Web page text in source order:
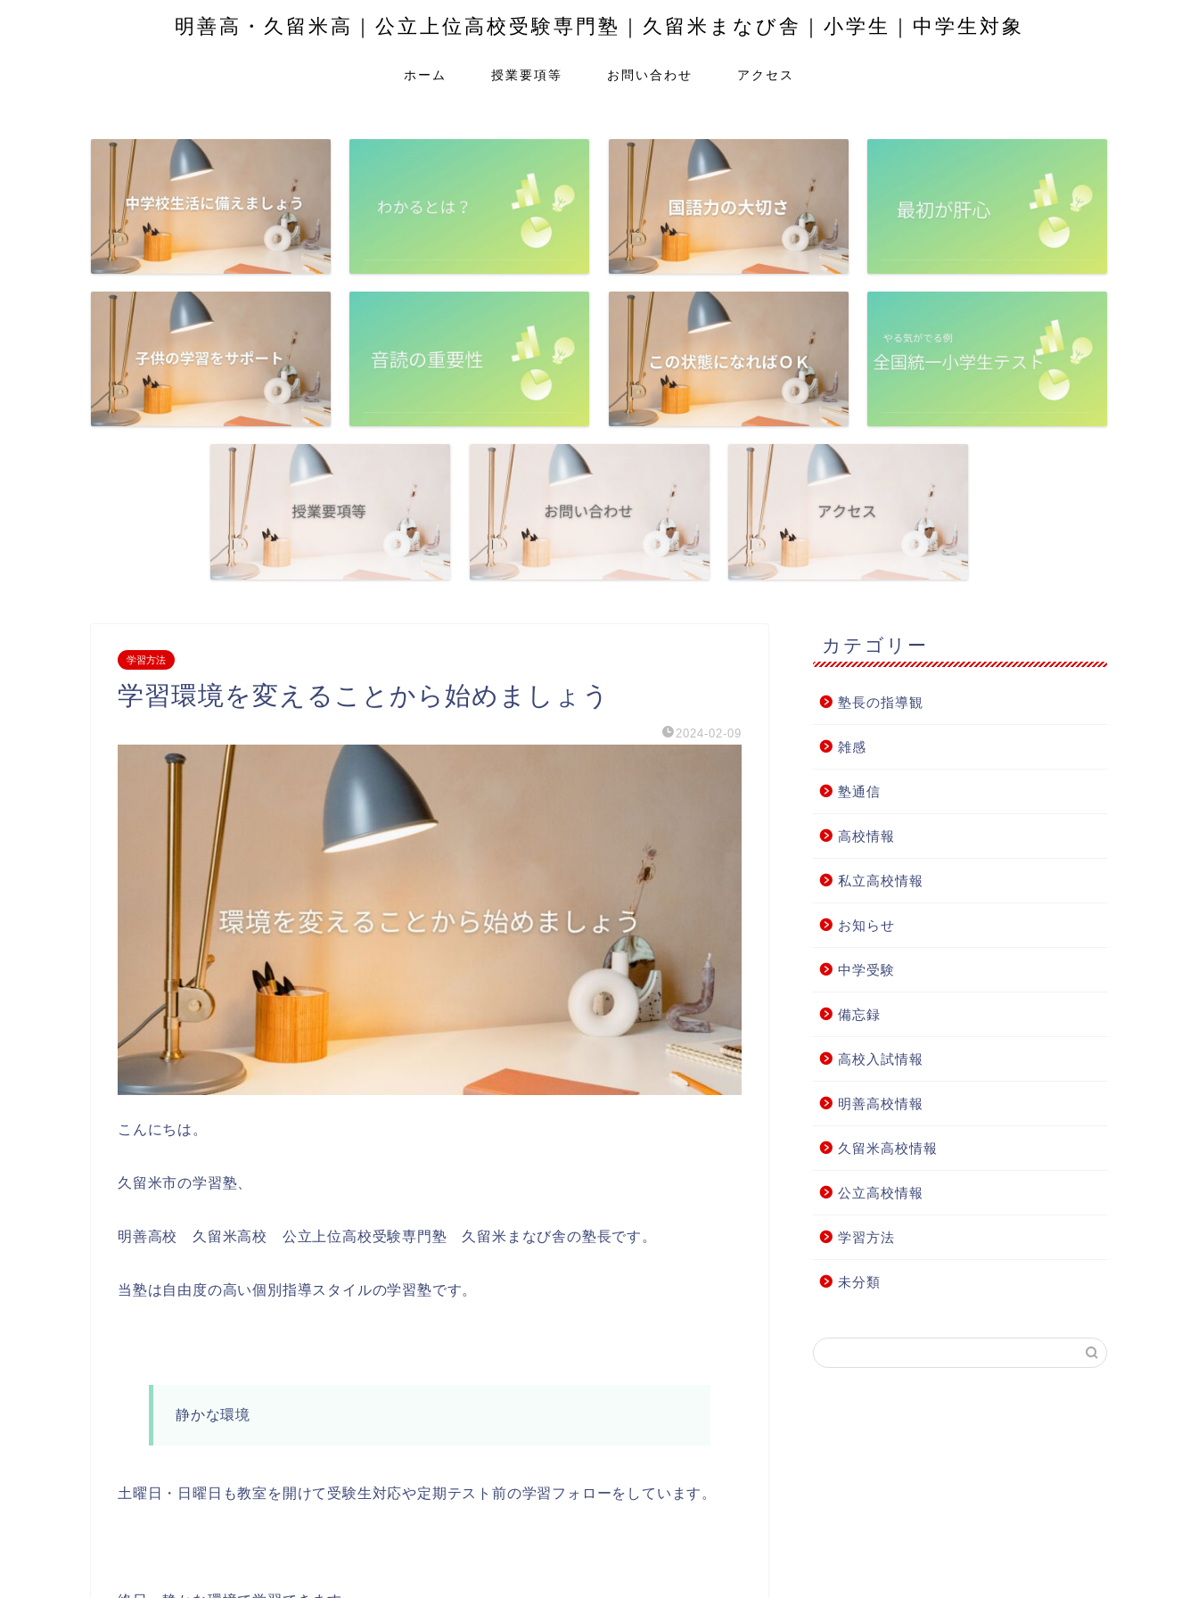
明善高・久留米高｜公立上位高校受験専門塾｜久留米まなび舎｜小学生｜中学生対象
ホーム 授業要項等 お問い合わせ アクセス
学習方法
学習環境を変えることから始めましょう
2024-02-09
こんにちは。
久留米市の学習塾、
明善高校 久留米高校 公立上位高校受験専門塾 久留米まなび舎の塾長です。
当塾は自由度の高い個別指導スタイルの学習塾です。
静かな環境
土曜日・日曜日も教室を開けて受験生対応や定期テスト前の学習フォローをしています。
カテゴリー
塾長の指導観
雑感
塾通信
高校情報
私立高校情報
お知らせ
中学受験
備忘録
高校入試情報
明善高校情報
久留米高校情報
公立高校情報
学習方法
未分類